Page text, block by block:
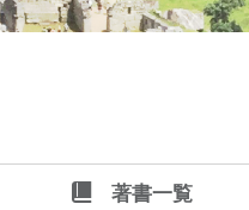
著書一覧